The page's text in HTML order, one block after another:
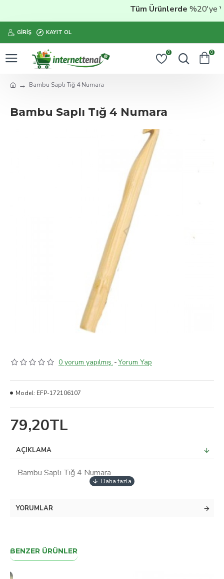
Tüm Ürünlerde%20'ye
GIRIŞ KAYIT OL
0 0
Bambu Saplı Tığ 4 Numara
Bambu Saplı Tığ 4 Numara
0 yorum yapılmış. -Yorum Yap
79,20TL
Model: EFP-172106107
AÇIKLAMA
Bambu Saplı Tığ 4 Numara
YORUMLAR
BENZER ÜRÜNLER